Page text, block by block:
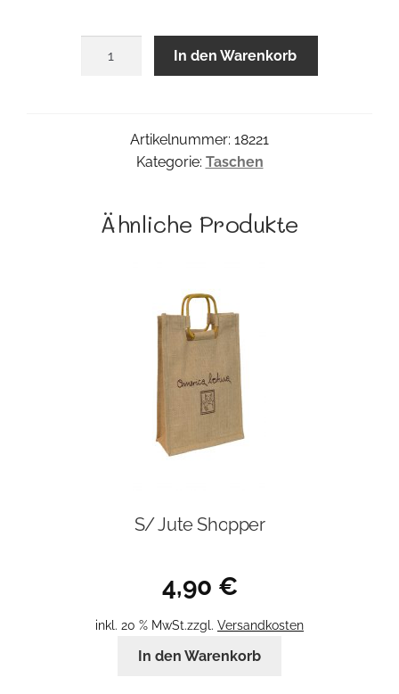
In den Warenkorb
Artikelnummer: 18221
Kategorie: Taschen
Ähnliche Produkte
S/ Jute Shopper
4,90 €
inkl. 20 % MwSt.zzgl. Versandkosten
In den Warenkorb